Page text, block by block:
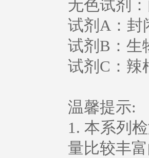
无色试剂
试剂A：封
试剂B：生
试剂C：辣
温馨提示:
1. 本系列
量比较丰